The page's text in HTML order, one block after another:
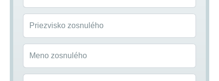
Priezvisko zosnulého
Meno zosnulého